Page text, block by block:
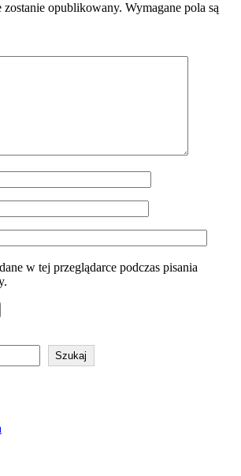
zostanie opublikowany. Wymagane pola są
w tej przeglądarce podczas pisania
Szukaj